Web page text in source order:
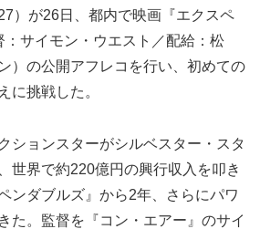
）が26日、都内で映画『エクスペ
：サイモン・ウエスト／配給：松
）の公開アフレコを行い、初めての
に挑戦した。
ションスターがシルベスター・スタ
世界で約220億円の興行収入を叩き
ンダブルズ』から2年、さらにパワ
た。監督を『コン・エアー』のサイ